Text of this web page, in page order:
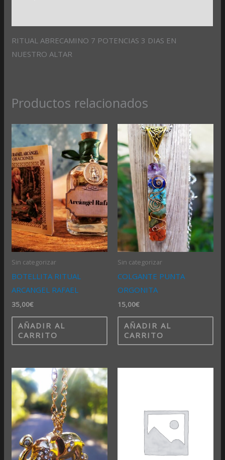
RITUAL ABRECAMINO 7 POTENCIAS 3 DIAS EN
NUESTRO ALTAR
Productos relacionados
Sin categorizar
BOTELLITA RITUAL
ARCANGEL RAFAEL
35,00€
AÑADIR AL
CARRITO
Sin categorizar
COLGANTE PUNTA
ORGONITA
15,00€
AÑADIR AL
CARRITO